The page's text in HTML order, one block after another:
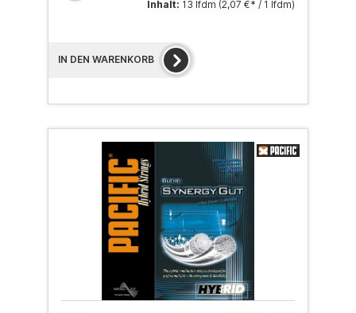
Inhalt: 13 lfdm (2,07 €* / 1 lfdm)
IN DEN WARENKORB